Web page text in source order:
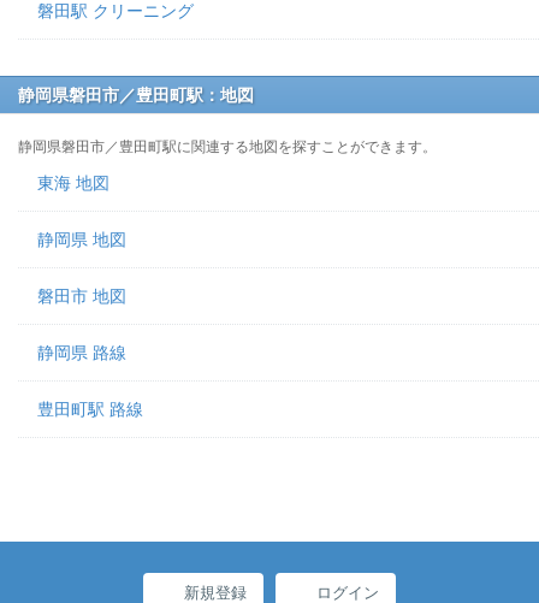
磐田駅 クリーニング
静岡県磐田市／豊田町駅：地図
静岡県磐田市／豊田町駅に関連する地図を探すことができます。
東海 地図
静岡県 地図
磐田市 地図
静岡県 路線
豊田町駅 路線
新規登録 ログイン